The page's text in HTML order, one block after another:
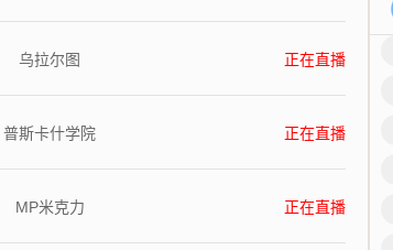
乌拉尔图 正在直播
普斯卡什学院 正在直播
MP米克力 正在直播